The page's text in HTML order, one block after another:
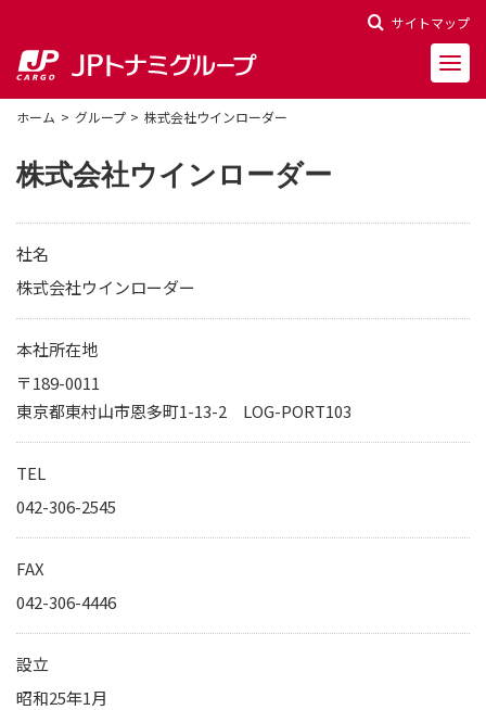
サイトマップ
会社概要
財務ハイライト
ホーム グループ 株式会社ウインローダー
株式会社ウインローダー
社名
株式会社ウインローダー
本社所在地
〒189-0011
東京都東村山市恩多町1-13-2 LOG-PORT103
TEL
042-306-2545
FAX
042-306-4446
設立
昭和25年1月